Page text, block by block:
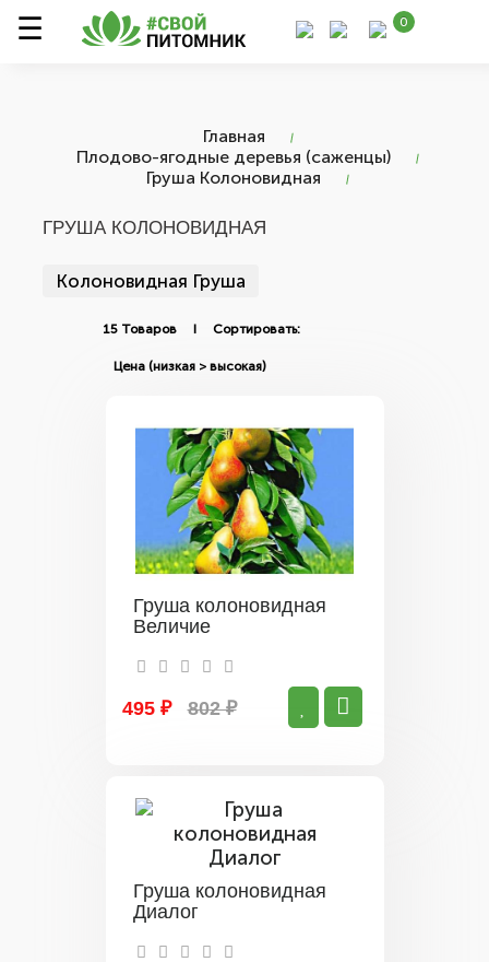
0
Главная
Плодово-ягодные деревья (саженцы)
Груша Колоновидная
ГРУША КОЛОНОВИДНАЯ
Колоновидная Груша
15 Товаров I Сортировать:
Груша колоновидная
Величие
495 ₽ 802 ₽
Груша колоновидная
Диалог